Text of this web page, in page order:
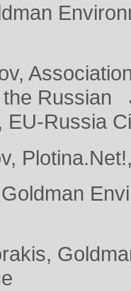
Russian
EU-Russia